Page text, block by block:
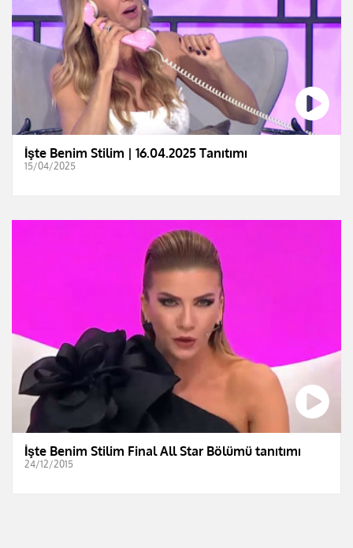
İşte Benim Stilim | 16.04.2025 Tanıtımı
15/04/2025
İşte Benim Stilim Final All Star Bölümü tanıtımı
24/12/2015